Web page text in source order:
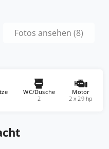
Fotos ansehen (8)
WC/Dusche
2
Motor
2 x 29 hp